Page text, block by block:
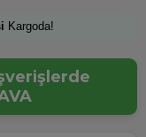
Kargoda!